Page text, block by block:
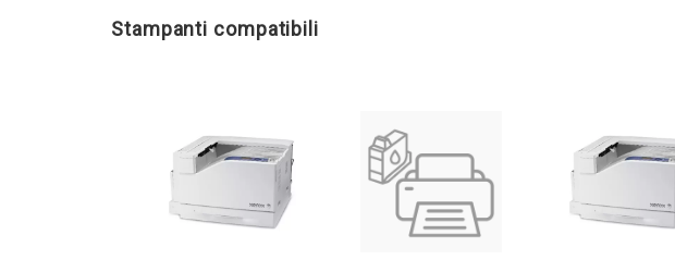
Stampanti compatibili